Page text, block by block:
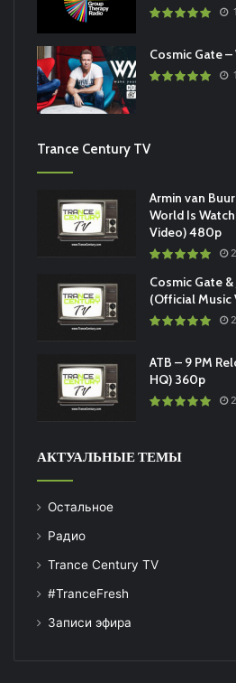
Cosmic Gate
Trance Century TV
Armin van
World Is
Video) 480p
Cosmic Gate
(Official
ATB – 9 PM
HQ) 360p
АКТУАЛЬНЫЕ ТЕМЫ
Остальное
Радио
Trance Century TV
#TranceFresh
Записи эфира